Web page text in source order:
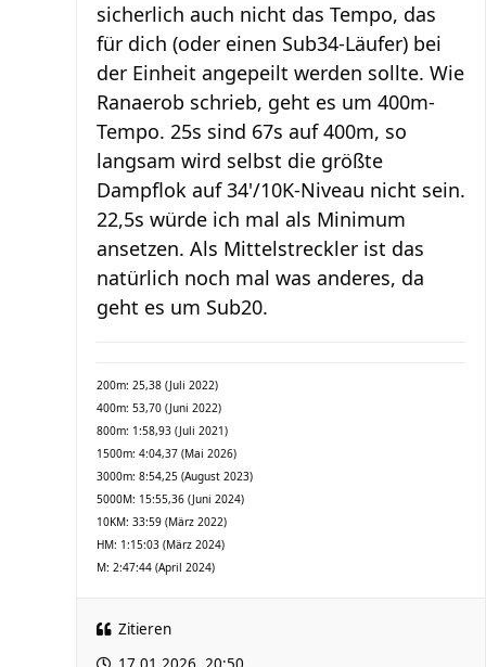
sicherlich auch nicht das Tempo, das
für dich (oder einen Sub34-Läufer) bei
der Einheit angepeilt werden sollte. Wie
Ranaerob schrieb, geht es um 400m-
Tempo. 25s sind 67s auf 400m, so
langsam wird selbst die größte
Dampflok auf 34'/10K-Niveau nicht sein.
22,5s würde ich mal als Minimum
ansetzen. Als Mittelstreckler ist das
natürlich noch mal was anderes, da
geht es um Sub20.
200m: 25,38 (Juli 2022)
400m: 53,70 (Juni 2022)
800m: 1:58,93 (Juli 2021)
1500m: 4:04,37 (Mai 2026)
3000m: 8:54,25 (August 2023)
5000M: 15:55,36 (Juni 2024)
10KM: 33:59 (März 2022)
HM: 1:15:03 (März 2024)
M: 2:47:44 (April 2024)
Zitieren